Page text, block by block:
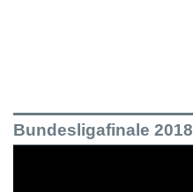
Bundesligafinale 2018